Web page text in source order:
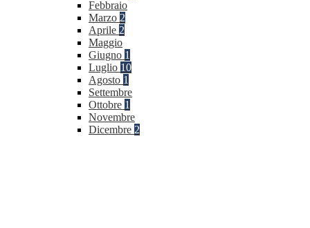
Febbraio
Marzo 2
Aprile 2
Maggio
Giugno 1
Luglio 10
Agosto 1
Settembre
Ottobre 1
Novembre
Dicembre 2